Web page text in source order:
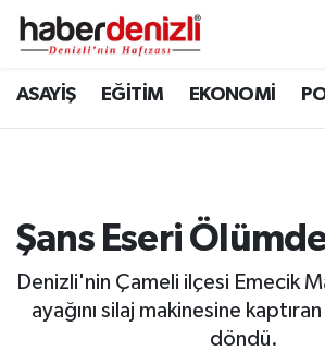
ASAYİŞ EĞİTİM EKONOMİ
Şans Eseri
Denizli'nin Çameli ilçesi Emecik
ayağını silaj makinesine
döndü.
Denizli Nöbetçi Eczaneler
Puan Durumu ve Fikstür
Tüm Manşetler